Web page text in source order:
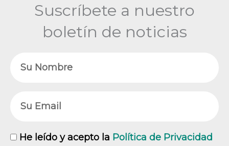
Suscríbete a nuestro
boletín de noticias
RGPD
He leído y acepto la Política de Privacidad